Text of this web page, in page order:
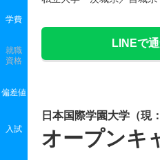
LINEで
学費
就職
資格
偏差値
入試
日本国際学園大学（現
オープンキ